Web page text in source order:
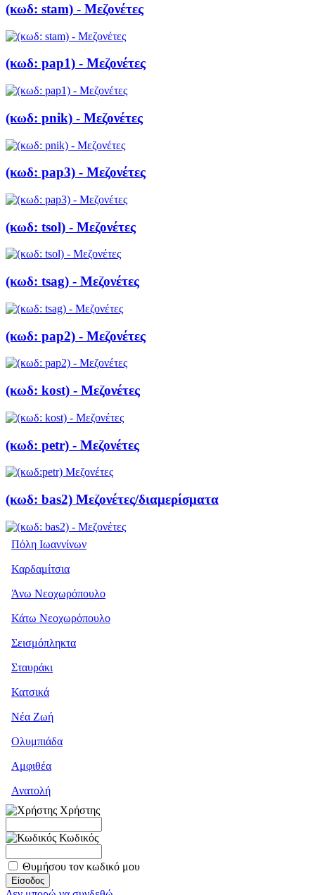
(κωδ: stam) - Μεζονέτες
(κωδ: pap1) - Μεζονέτες
(κωδ: pnik) - Μεζονέτες
(κωδ: pap3) - Μεζονέτες
(κωδ: tsol) - Μεζονέτες
(κωδ: tsag) - Μεζονέτες
(κωδ: pap2) - Μεζονέτες
(κωδ: kost) - Μεζονέτες
(κωδ: petr) - Μεζονέτες
(κωδ: bas2) Μεζονέτες/διαμερίσματα
Πόλη Ιωαννίνων
Καρδαμίτσια
Άνω Νεοχωρόπουλο
Κάτω Νεοχωρόπουλο
Σεισμόπληκτα
Σταυράκι
Κατσικά
Νέα Ζωή
Ολυμπιάδα
Αμφιθέα
Ανατολή
Χρήστης
Κωδικός
Θυμήσου τον κωδικό μου